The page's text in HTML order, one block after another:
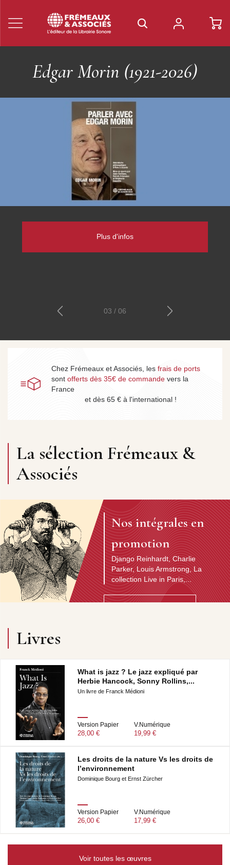
Edgar Morin (1921-2026)
Plus d'infos
03 / 06
Chez Frémeaux et Associés, les frais de ports
sont offerts dès 35€ de commande vers la
France
et dès 65 € à l'international !
La sélection Frémeaux &
Associés
Nos intégrales en
promotion
Django Reinhardt, Charlie
Parker, Louis Armstrong, La
collection Live in Paris,...
Livres
What is jazz ? Le jazz expliqué par
Herbie Hancock, Sonny Rollins,...
Un livre de Franck Médioni
Version Papier
28,00 €
V.Numérique
19,99 €
Les droits de la nature Vs les droits de
l’environnement
Dominique Bourg et Ernst Zürcher
Version Papier
26,00 €
V.Numérique
17,99 €
Voir toutes les œuvres